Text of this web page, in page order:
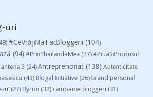
uri
#CeVrăjiMaiFacBloggerii (104)
(94) #PrinThailandaMea (27)#ZiuaȘiProdusul
antena 3 (24)Antreprenoriat (138) Autenticitate
(43) Blogal Initiative (26) brand personal
(27) Byron (32) campanie bloggeri (31)